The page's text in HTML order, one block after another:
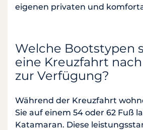
eigenen privaten und
Welche Bootstypen
eine Kreuzfahrt
zur Verfügung?
Während der Kreuzfahrt
Sie auf einem 54 oder 62 Fuß
Katamaran. Diese